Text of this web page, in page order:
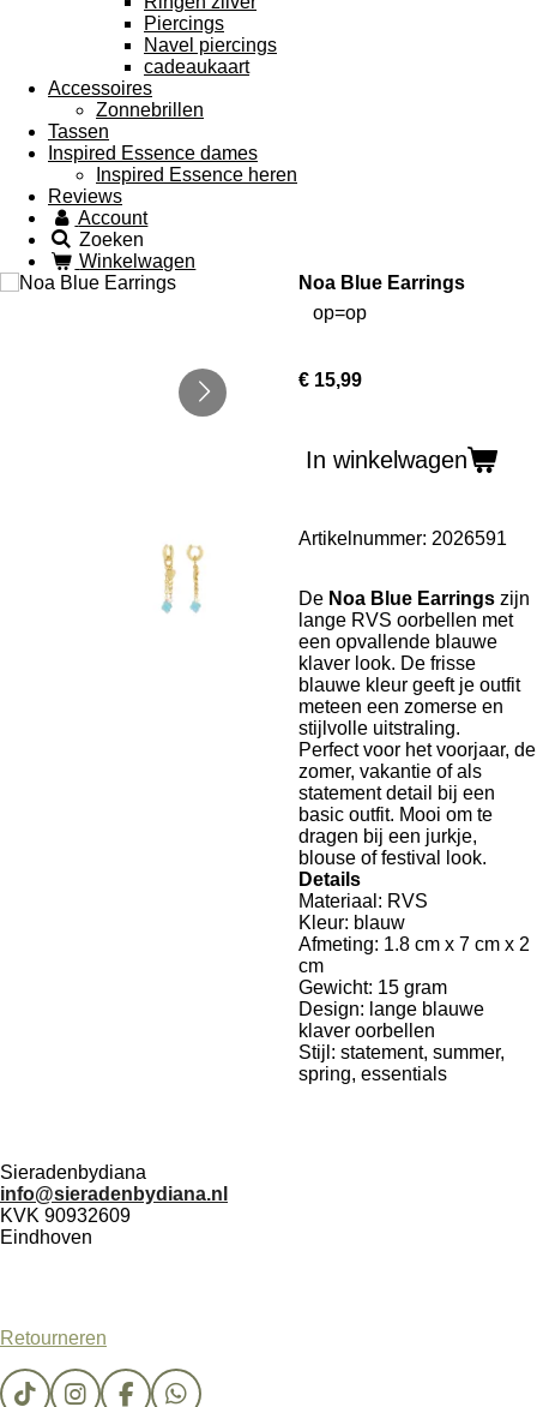
Piercings
Navel piercings
cadeaukaart
Accessoires
Zonnebrillen
Tassen
Inspired Essence dames
Inspired Essence heren
Reviews
Account
Zoeken
Winkelwagen
Noa Blue Earrings
op=op
€ 15,99
In winkelwagen
Artikelnummer: 2026591
De Noa Blue Earrings zijn
lange RVS oorbellen met
een opvallende blauwe
klaver look. De frisse
blauwe kleur geeft je outfit
meteen een zomerse en
stijlvolle uitstraling.
Perfect voor het voorjaar, de
zomer, vakantie of als
statement detail bij een
basic outfit. Mooi om te
dragen bij een jurkje,
blouse of festival look.
Details
Materiaal: RVS
Kleur: blauw
Afmeting: 1.8 cm x 7 cm x 2
cm
Gewicht: 15 gram
Design: lange blauwe
klaver oorbellen
Stijl: statement, summer,
spring, essentials
Sieradenbydiana
info@sieradenbydiana.nl
KVK 90932609
Eindhoven
Retourneren